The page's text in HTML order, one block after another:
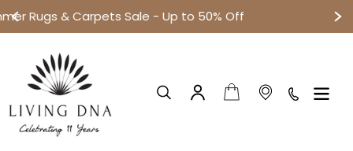
- Up to 50% Off Small objects.
ツ
検索 ログイン カート